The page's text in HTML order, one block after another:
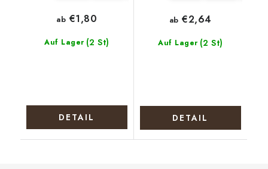
Auf Lager (2 St)
ab €1,80
DETAIL
Auf Lager (2 St)
ab €2,64
DETAIL